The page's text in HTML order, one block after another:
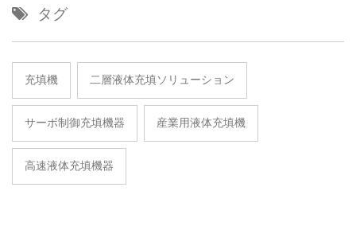
タグ
充填機 二層液体充填ソリューション
サーボ制御充填機器 産業用液体充填機
高速液体充填機器